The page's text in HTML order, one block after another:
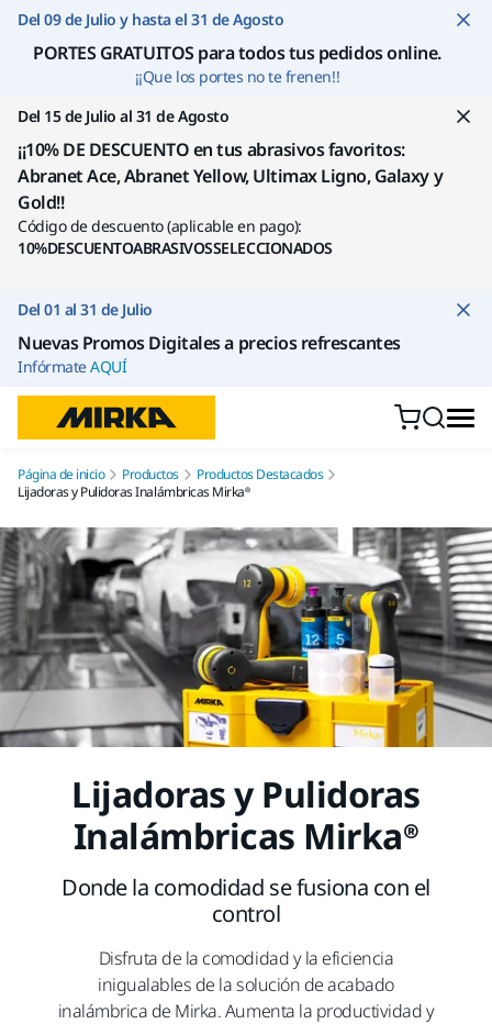
Ir a contenido
Del 09 de Julio y hasta el 31 de Agosto
PORTES GRATUITOS para todos tus pedidos online.
¡¡Que los portes no te frenen!!
Del 15 de Julio al 31 de Agosto
¡¡10% DE DESCUENTO en tus abrasivos favoritos:
Abranet Ace, Abranet Yellow, Ultimax Ligno, Galaxy y
Gold!!
Código de descuento (aplicable en pago):
10%DESCUENTOABRASIVOSSELECCIONADOS
Del 01 al 31 de Julio
Nuevas Promos Digitales a precios refrescantes
InfórmateAQUÍ
Página de inicio Productos
Productos Destacados
Lijadoras y Pulidoras Inalámbricas Mirka®
Lijadoras y Pulidoras
Inalámbricas Mirka®
Donde la comodidad se fusiona con el
control
Disfruta de la comodidad y la eficiencia
inigualables de la solución de acabado
inalámbrica de Mirka. Aumenta la productividad y